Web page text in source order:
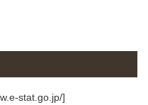
stat.go.jp/]